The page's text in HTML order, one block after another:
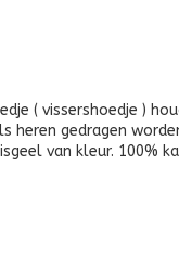
( vissershoedje )
heren gedragen
van kleur. 100%